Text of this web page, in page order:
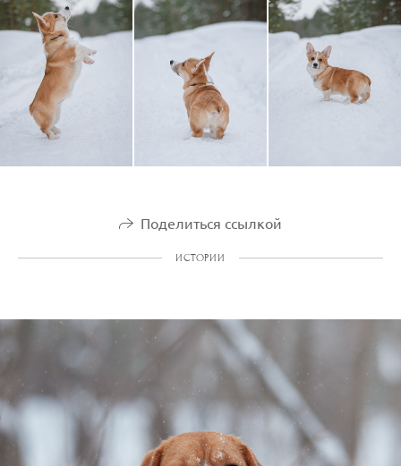
Поделиться ссылкой
ИСТОРИИ